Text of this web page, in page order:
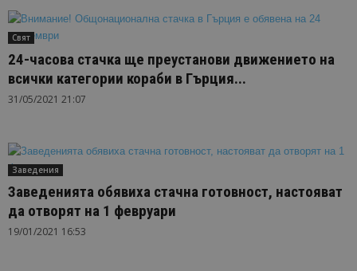
Свят
24-часова стачка ще преустанови движението на
всички категории кораби в Гърция...
31/05/2021 21:07
Заведения
Заведенията обявиха стачна готовност, настояват
да отворят на 1 февруари
19/01/2021 16:53